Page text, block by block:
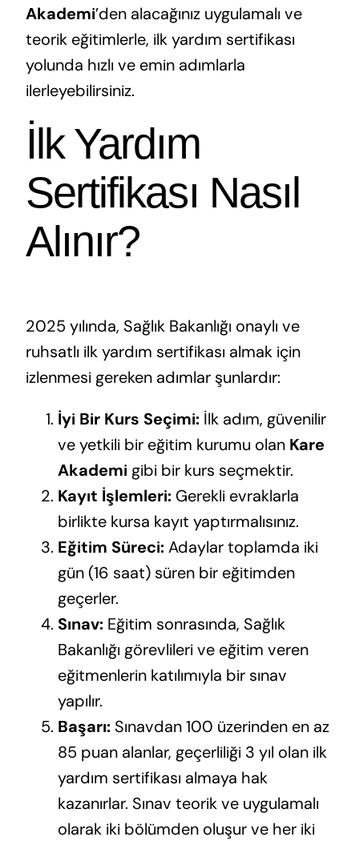
Akademi’den alacağınız uygulamalı ve
teorik eğitimlerle, ilk yardım sertifikası
yolunda hızlı ve emin adımlarla
ilerleyebilirsiniz.
İlk Yardım
Sertifikası Nasıl
Alınır?
2025 yılında, Sağlık Bakanlığı onaylı ve
ruhsatlı ilk yardım sertifikası almak için
izlenmesi gereken adımlar şunlardır:
İyi Bir Kurs Seçimi:İlk adım, güvenilir
ve yetkili bir eğitim kurumu olan Kare
Akademi gibi bir kurs seçmektir.
Kayıt İşlemleri:Gerekli evraklarla
birlikte kursa kayıt yaptırmalısınız.
Eğitim Süreci:Adaylar toplamda iki
gün (16 saat) süren bir eğitimden
geçerler.
Sınav:Eğitim sonrasında, Sağlık
Bakanlığı görevlileri ve eğitim veren
eğitmenlerin katılımıyla bir sınav
yapılır.
Başarı:Sınavdan 100 üzerinden en az
85 puan alanlar, geçerliliği 3 yıl olan ilk
yardım sertifikası almaya hak
kazanırlar. Sınav teorik ve uygulamalı
olarak iki bölümden oluşur ve her iki